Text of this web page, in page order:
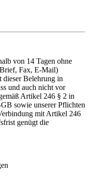
von 14 Tagen ohne
Fax, E-Mail)
Belehrung in
und auch nicht vor
Artikel 246 § 2 in
sowie unserer Pflichten
mit Artikel 246
genügt die